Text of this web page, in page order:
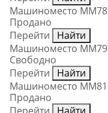
Машиноместо ММ78
Продано
Перейти
Найти
Машиноместо ММ79
Свободно
Перейти
Найти
Машиноместо ММ81
Продано